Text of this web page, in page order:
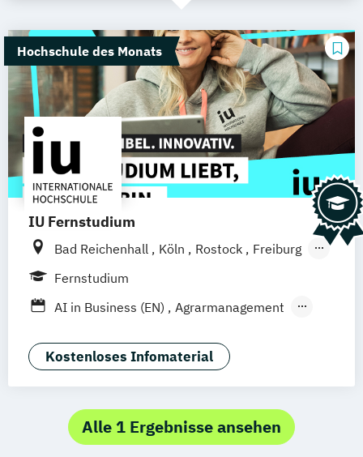
Hochschule des Monats
IU Fernstudium
Bad Reichenhall Köln Rostock
Freiburg
Kiel
Frankfurt am Main
Deggendorf Karlsruhe Kassel
Oberhausen Offenbach Saarbrücken
Neu-Ulm Graz Innsbruck Wien
Augsburg Freising Friedrichshafen
Klagenfurt Magdeburg Münster Trier
Würzburg Chemnitz Linz
Fernstudium
AI in Business (EN)
Agrarmanagement
Angewandte Psychologie (DE/EN)
Applied Artificial Intelligence
Aviation Management (DE/EN)
Bank- und Kapitalmarktrecht
Kostenloses Infomaterial
Alle 1 Ergebnisse ansehen